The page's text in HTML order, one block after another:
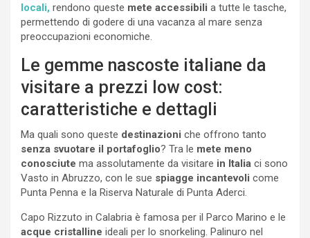
locali, rendono queste mete accessibili a tutte le tasche,
permettendo di godere di una vacanza al mare senza
preoccupazioni economiche.
Le gemme nascoste italiane da
visitare a prezzi low cost:
caratteristiche e dettagli
Ma quali sono queste destinazioni che offrono tanto
senza svuotare il portafoglio? Tra le mete meno
conosciute ma assolutamente da visitare in Italia ci sono
Vasto in Abruzzo, con le sue spiagge incantevoli come
Punta Penna e la Riserva Naturale di Punta Aderci.
Capo Rizzuto in Calabria è famosa per il Parco Marino e le
acque cristalline ideali per lo snorkeling. Palinuro nel